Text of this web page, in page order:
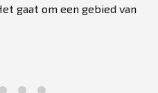
gaat om een gebied van